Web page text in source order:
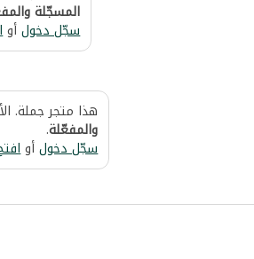
المسجّلة
سجّل دخولأو
هذا متجر جملة.
والمفعّلة.
سجّل دخولأو